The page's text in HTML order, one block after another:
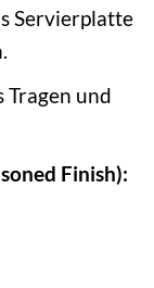
Servierplatte
Tragen und
Finish):